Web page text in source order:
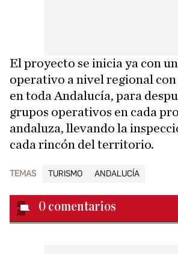
El proyecto se inicia ya con
operativo a nivel regional
en toda Andalucía, para
grupos operativos en cada
andaluza, llevando la
cada rincón del territorio.
TEMAS TURISMO ANDALUCÍA
0 comentarios